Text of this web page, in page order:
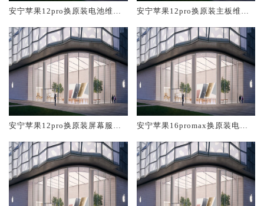
安宁苹果12pro换原装电池维修
安宁苹果12pro换原装主板维修
安宁苹果12pro换原装屏幕服务
安宁苹果16promax换原装电池